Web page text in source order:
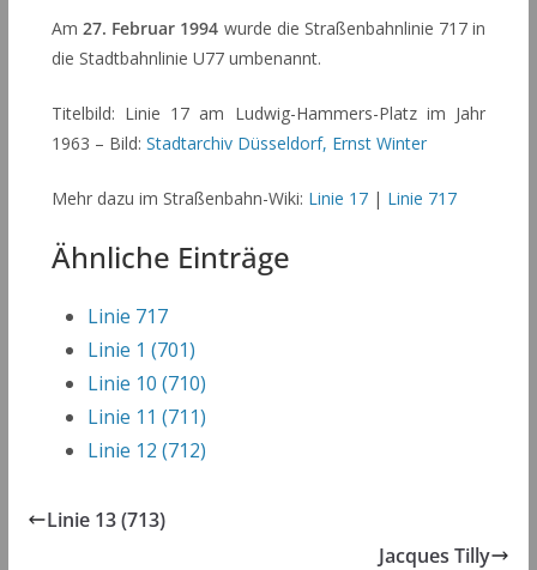
Am 27. Februar 1994 wurde die Straßenbahnlinie 717 in
die Stadtbahnlinie U77 umbenannt.
Titelbild: Linie 17 am Ludwig-Hammers-Platz im Jahr
1963 – Bild: Stadtarchiv Düsseldorf, Ernst Winter
Mehr dazu im Straßenbahn-Wiki: Linie 17| Linie 717
Ähnliche Einträge
Linie 717
Linie 1 (701)
Linie 10 (710)
Linie 11 (711)
Linie 12 (712)
Linie 13 (713)
Jacques Tilly